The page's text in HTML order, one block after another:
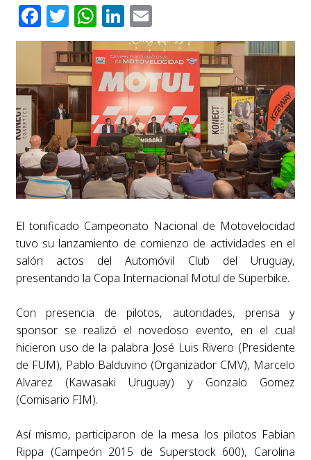
Facebook
Twitter
WhatsApp
LinkedIn
Email
El tonificado Campeonato Nacional de Motovelocidad
tuvo su lanzamiento de comienzo de actividades en el
salón actos del Automóvil Club del Uruguay,
presentando la Copa Internacional Motul de Superbike.
Con presencia de pilotos, autoridades, prensa y
sponsor se realizó el novedoso evento, en el cual
hicieron uso de la palabra José Luis Rivero (Presidente
de FUM), Pablo Balduvino (Organizador CMV), Marcelo
Alvarez (Kawasaki Uruguay) y Gonzalo Gomez
(Comisario FIM).
Así mismo, participaron de la mesa los pilotos Fabian
Rippa (Campeón 2015 de Superstock 600), Carolina